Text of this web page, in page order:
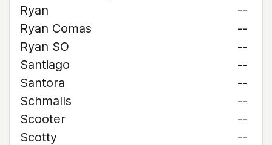
Ryan
--
Ryan Comas
--
Ryan SO
--
Santiago
--
Santora
--
Schmalls
--
Scooter
--
Scotty
--